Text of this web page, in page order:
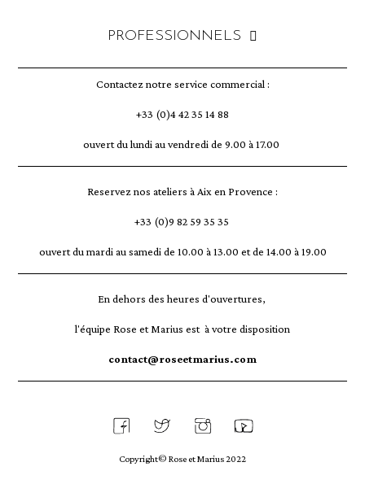
PROFESSIONNELS
Contactez notre service commercial :
+33 (0)4 42 35 14 88
ouvert du lundi au vendredi de 9.00 à 17.00
Reservez nos ateliers à Aix en Provence :
+33 (0)9 82 59 35 35
ouvert du mardi au samedi de 10.00 à 13.00 et de 14.00 à 19.00
En dehors des heures d'ouvertures,
l'équipe Rose et Marius est à votre disposition
contact@roseetmarius.com
Copyright© Rose et Marius 2022